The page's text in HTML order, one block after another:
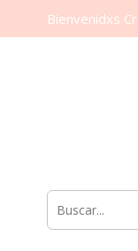
Bienvenidxs